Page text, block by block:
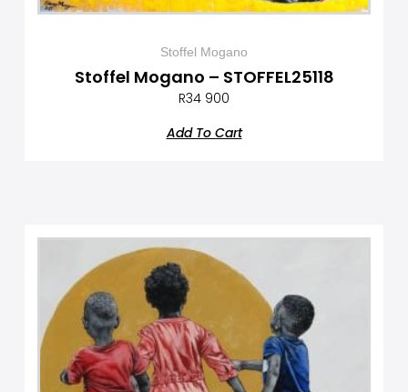
Stoffel Mogano
Stoffel Mogano – STOFFEL25118
R34 900
Add To Cart